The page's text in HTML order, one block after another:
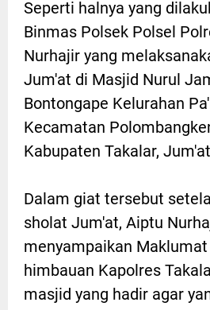
Seperti halnya yang
Binmas Polsek Polsel
Nurhajir yang
Jum'at di Masjid Nurul
Bontongape Kelurahan
Kecamatan
Kabupaten Takalar,
Dalam giat tersebut
sholat Jum'at, Aiptu
menyampaikan
himbauan Kapolres
masjid yang hadir agar